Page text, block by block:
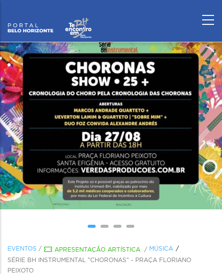
EVENTOS / APRESENTAÇÃO ARTÍSTICA / MÚSICA
SÉRIE BH INSTRUMENTAL "CHORONAS" - PRAÇA FLORIANO
PEIXOTO